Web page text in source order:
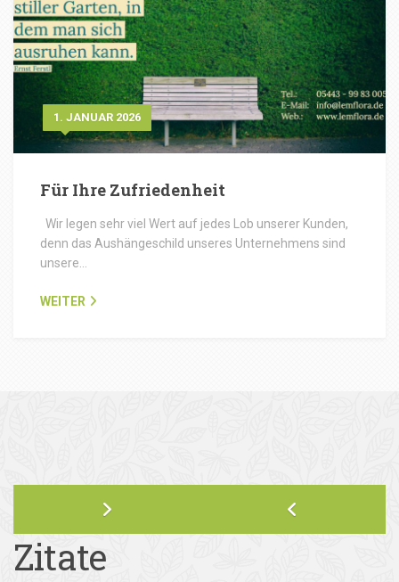
1. JANUAR 2026
Für Ihre Zufriedenheit
Wir legen sehr viel Wert auf jedes Lob unserer Kunden,
denn das Aushängeschild unseres Unternehmens sind
unsere…
WEITER
Zitate